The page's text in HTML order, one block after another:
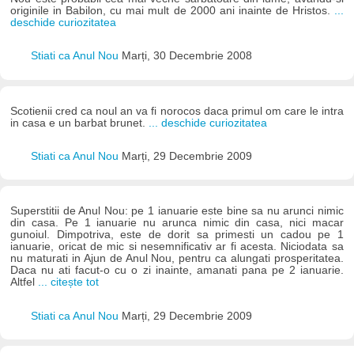
originile in Babilon, cu mai mult de 2000 ani inainte de Hristos.
deschide curiozitatea
Stiati ca Anul Nou Marți, 30 Decembrie 2008
Scotienii cred ca noul an va fi norocos daca primul om care le intra
in casa e un barbat brunet.
... deschide curiozitatea
Stiati ca Anul Nou Marți, 29 Decembrie 2009
Superstitii de Anul Nou: pe 1 ianuarie este bine sa nu arunci nimic
din casa. Pe 1 ianuarie nu arunca nimic din casa, nici macar
gunoiul. Dimpotriva, este de dorit sa primesti un cadou pe 1
ianuarie, oricat de mic si nesemnificativ ar fi acesta. Niciodata sa
nu maturati in Ajun de Anul Nou, pentru ca alungati prosperitatea.
Daca nu ati facut-o cu o zi inainte, amanati pana pe 2 ianuarie.
Altfel ... citește tot
Stiati ca Anul Nou Marți, 29 Decembrie 2009